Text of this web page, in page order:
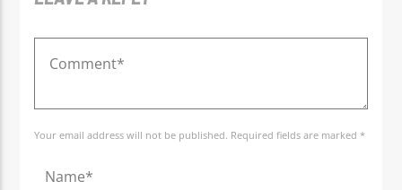
Your email address will not be published. Required fields are marked *